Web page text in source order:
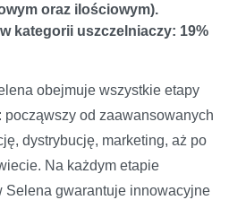
oraz ilościowym).
kategorii uszczelniaczy: 19%
obejmuje wszystkie etapy
począwszy od zaawansowanych
dystrybucję, marketing, aż po
Na każdym etapie
Selena gwarantuje innowacyjne